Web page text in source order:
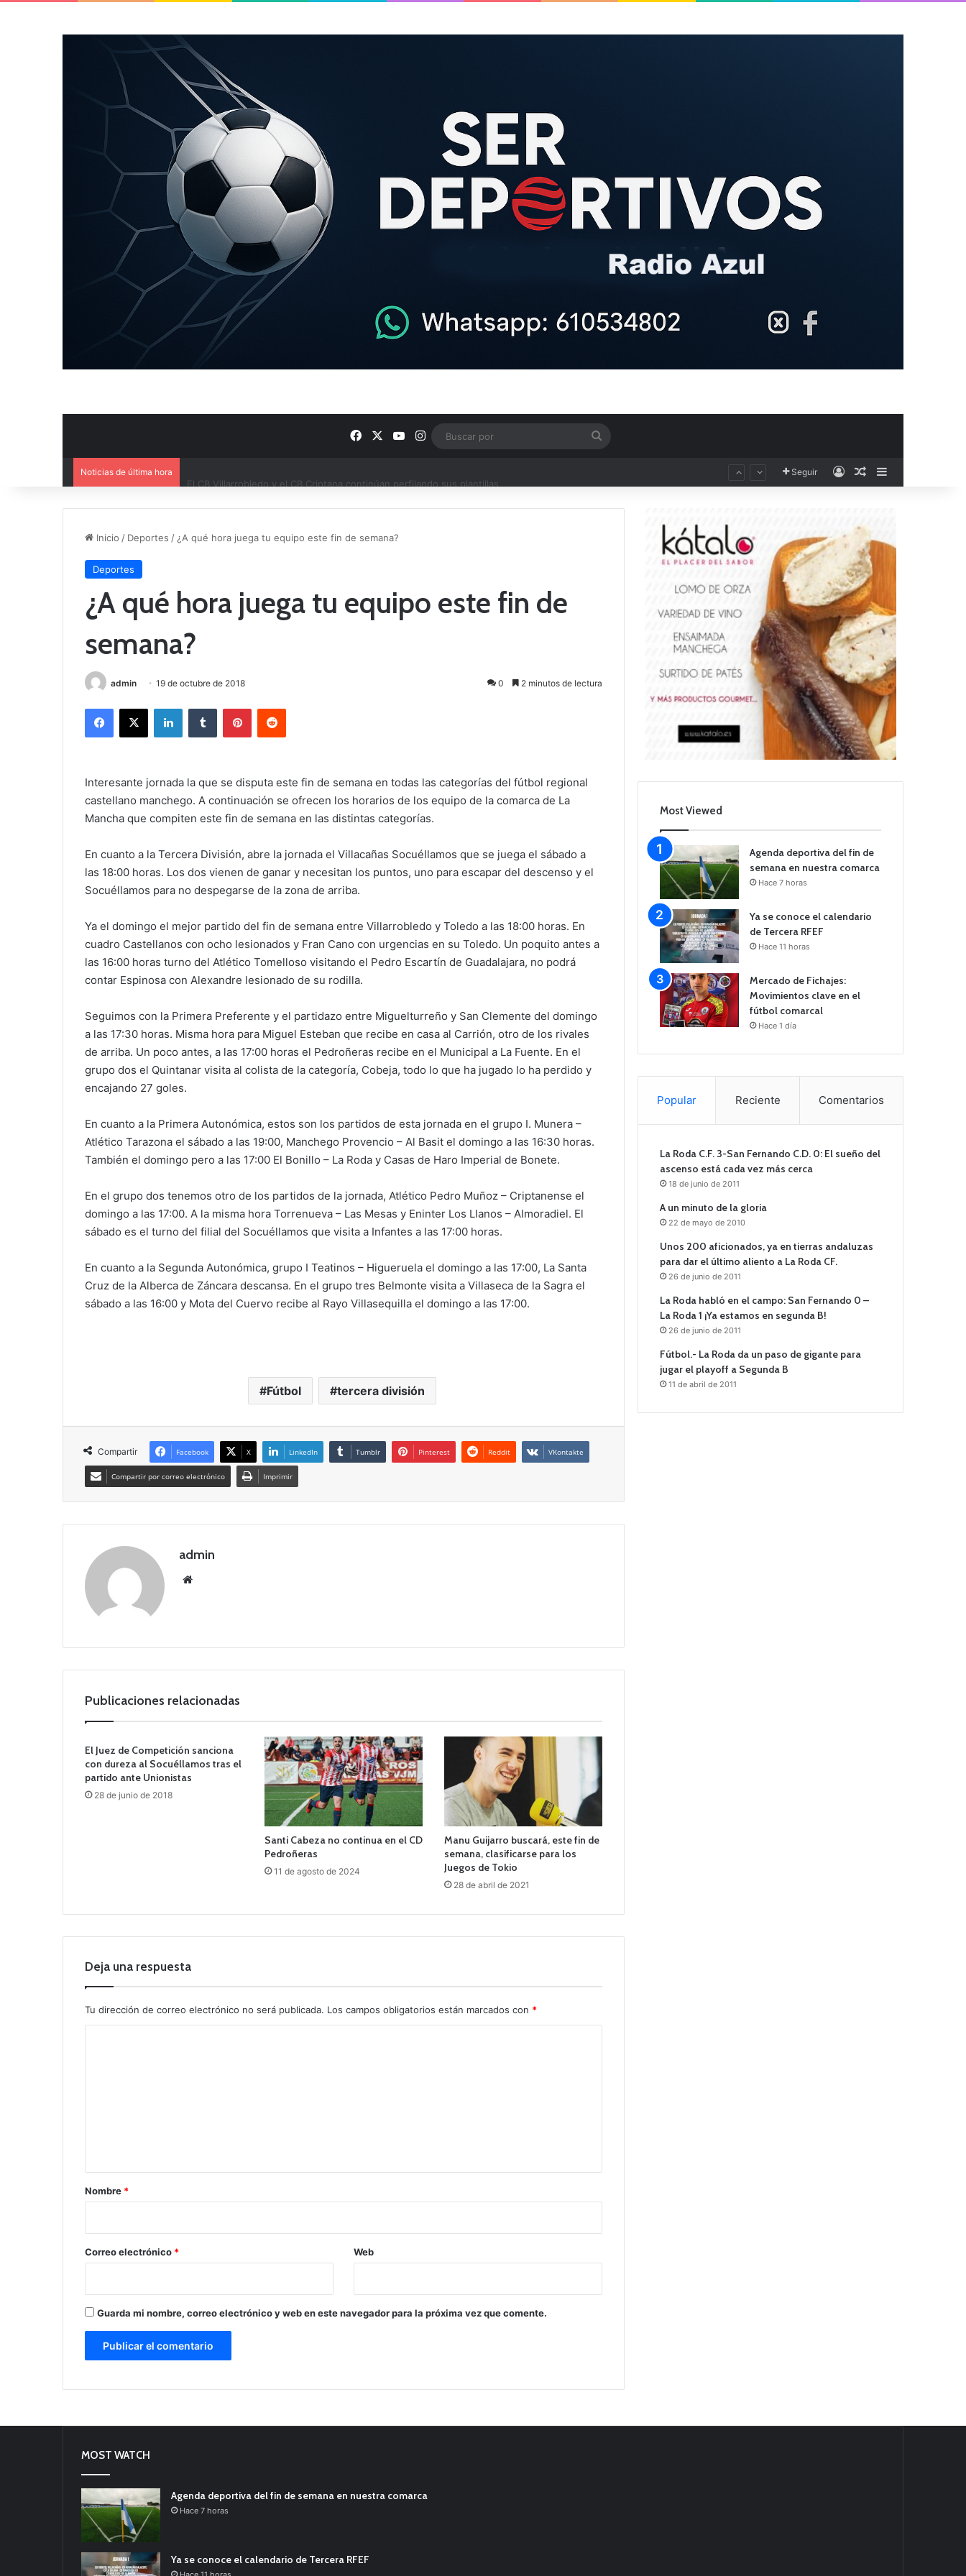
FacebookYouTube
Instagram
Noticias de última hora Seguir AccesoPublicación al
Inicio / Deportes / ¿A qué hora juega tu equipo este fin de semana?
Deportes
¿A qué hora juega tu equipo este fin de
semana?
admin 19 de octubre de 2018 0 2 minutos de lectura
Interesante jornada la que se disputa este fin de semana en todas las categorías del fútbol regional
castellano manchego. A continuación se ofrecen los horarios de los equipo de la comarca de La
Mancha que compiten este fin de semana en las distintas categorías.
En cuanto a la Tercera División, abre la jornada el Villacañas Socuéllamos que se juega el sábado a
las 18:00 horas. Los dos vienen de ganar y necesitan los puntos, uno para escapar del descenso y el
Socuéllamos para no despegarse de la zona de arriba.
Ya el domingo el mejor partido del fin de semana entre Villarrobledo y Toledo a las 18:00 horas. En
cuadro Castellanos con ocho lesionados y Fran Cano con urgencias en su Toledo. Un poquito antes a
las 16:00 horas turno del Atlético Tomelloso visitando el Pedro Escartín de Guadalajara, no podrá
contar Espinosa con Alexandre lesionado de su rodilla.
Seguimos con la Primera Preferente y el partidazo entre Miguelturreño y San Clemente del domingo
a las 17:30 horas. Misma hora para Miguel Esteban que recibe en casa al Carrión, otro de los rivales
de arriba. Un poco antes, a las 17:00 horas el Pedroñeras recibe en el Municipal a La Fuente. En el
grupo dos el Quintanar visita al colista de la categoría, Cobeja, todo lo que ha jugado lo ha perdido y
encajando 27 goles.
En cuanto a la Primera Autonómica, estos son los partidos de esta jornada en el grupo I. Munera –
Atlético Tarazona el sábado a las 19:00, Manchego Provencio – Al Basit el domingo a las 16:30 horas.
También el domingo pero a las 17:00 El Bonillo – La Roda y Casas de Haro Imperial de Bonete.
En el grupo dos tenemos otro de los partidos de la jornada, Atlético Pedro Muñoz – Criptanense el
domingo a las 17:00. A la misma hora Torrenueva – Las Mesas y Eninter Los Llanos – Almoradiel. El
sábado es el turno del filial del Socuéllamos que visita a Infantes a las 17:00 horas.
En cuanto a la Segunda Autonómica, grupo I Teatinos – Higueruela el domingo a las 17:00, La Santa
Cruz de la Alberca de Záncara descansa. En el grupo tres Belmonte visita a Villaseca de la Sagra el
sábado a las 16:00 y Mota del Cuervo recibe al Rayo Villasequilla el domingo a las 17:00.
Fútbol tercera división
Compartir Facebook X LinkedIn Tumblr Pinterest Reddit VKontakte
Compartir por correo electrónico Imprimir
admin
Publicaciones relacionadas
El Juez de Competición sanciona
con dureza al Socuéllamos tras el
partido ante Unionistas
28 de junio de 2018
Santi Cabeza no continua en el CD
Pedroñeras
11 de agosto de 2024
Manu Guijarro buscará, este fin de
semana, clasificarse para los
Juegos de Tokio
28 de abril de 2021
Deja una respuesta
Tu dirección de correo electrónico no será publicada. Los campos obligatorios están marcados con *
r
*
Nombre *
Correo electrónico * Web
Guarda mi nombre, correo electrónico y web en este navegador para la próxima vez que comente.
Most Viewed
Agenda deportiva del fin de
semana en nuestra comarca
Hace 7 horas
Ya se conoce el calendario
de Tercera RFEF
Hace 11 horas
Mercado de Fichajes:
Movimientos clave en el
fútbol comarcal
Hace 1 día
Popular Reciente Comentarios
La Roda C.F. 3-San Fernando C.D. 0: El sueño del
ascenso está cada vez más cerca
18 de junio de 2011
A un minuto de la gloria
22 de mayo de 2010
Unos 200 aficionados, ya en tierras andaluzas
para dar el último aliento a La Roda CF.
26 de junio de 2011
La Roda habló en el campo: San Fernando 0 –
La Roda 1 ¡Ya estamos en segunda B!
26 de junio de 2011
Fútbol.- La Roda da un paso de gigante para
jugar el playoff a Segunda B
11 de abril de 2011
MOST WATCH
Agenda deportiva del fin de semana en nuestra comarca
Hace 7 horas
Ya se conoce el calendario de Tercera RFEF